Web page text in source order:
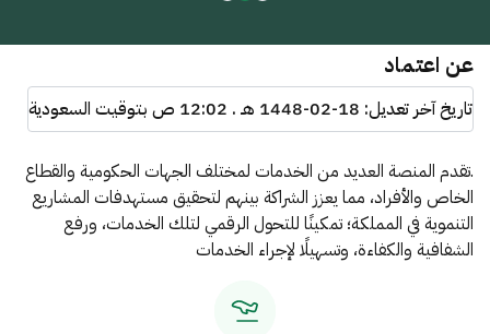
عن اعتماد
تاريخ آخر تعديل: 1448-02-18 هـ . 12:02 ص بتوقيت السعودية
.تقدم المنصة العديد من الخدمات لمختلف الجهات الحكومية والقطاع
الخاص والأفراد، مما يعزز الشراكة بينهم لتحقيق مستهدفات المشاريع
التنموية في المملكة؛ تمكينًا للتحول الرقمي لتلك الخدمات، ورفع
الشفافية والكفاءة، وتسهيلًا لإجراء الخدمات